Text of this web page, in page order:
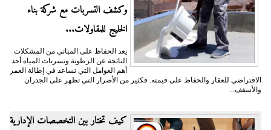
وكشف التسربات مع شركة بناء
الخليج للمقاولات...
يعد الحفاظ على المباني من المشكلات
الناتجة عن الرطوبة وتسربات المياه أحد
أهم العوامل التي تساعد في إطالة العمر
الافتراضي للعقار والحفاظ على قيمته. فكثير من الأضرار التي تظهر على الجدران
والأسقف...
كيف تختار بين التخصصات الإدارية